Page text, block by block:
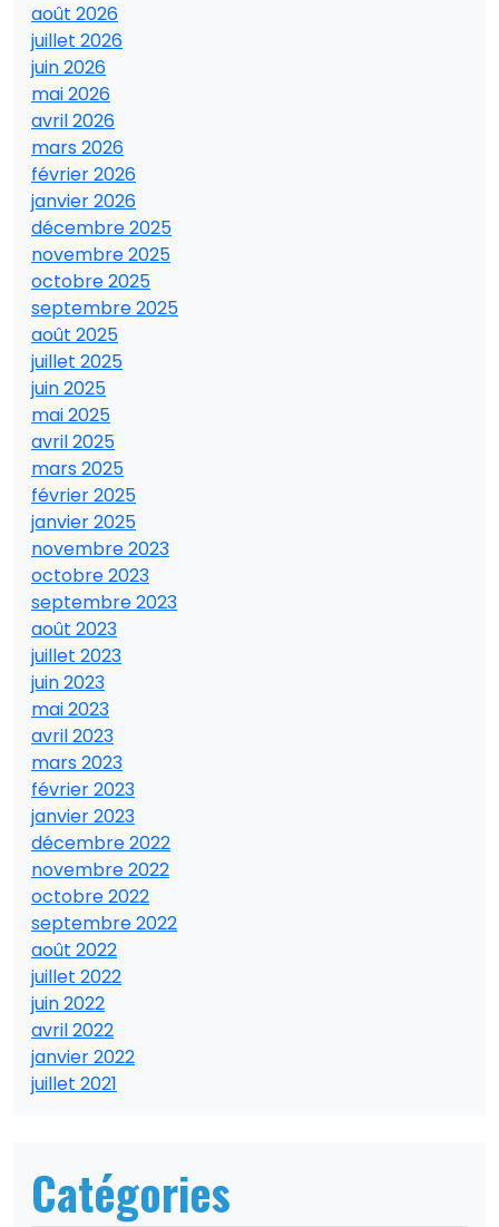
août 2026
juillet 2026
juin 2026
mai 2026
avril 2026
mars 2026
février 2026
janvier 2026
décembre 2025
novembre 2025
octobre 2025
septembre 2025
août 2025
juillet 2025
juin 2025
mai 2025
avril 2025
mars 2025
février 2025
janvier 2025
novembre 2023
octobre 2023
septembre 2023
août 2023
juillet 2023
juin 2023
mai 2023
avril 2023
mars 2023
février 2023
janvier 2023
décembre 2022
novembre 2022
octobre 2022
septembre 2022
août 2022
juillet 2022
juin 2022
avril 2022
janvier 2022
juillet 2021
Catégories